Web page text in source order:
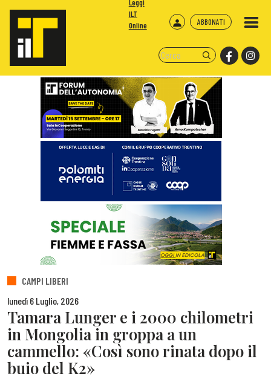
ABBONATI
Leggi
ILT
Online
CAMPI LIBERI
lunedì 6 Luglio, 2026
Tamara Lunger e i 2000 chilometri
in Mongolia in groppa a un
cammello: «Così sono rinata dopo il
buio del K2»